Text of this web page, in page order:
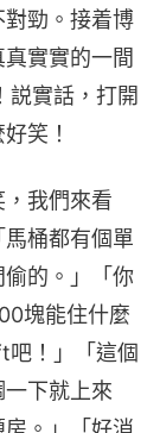
勁。接着博
實實的一間
實話，打開
笑！
我們來看
桶都有個單
的。」「你
塊能住什麼
！」「這個
下就上來